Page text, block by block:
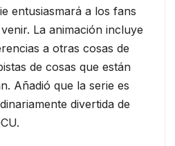
entusiasmará a los fans
La animación incluye
a otras cosas de
de cosas que están
Añadió que la serie es
divertida de